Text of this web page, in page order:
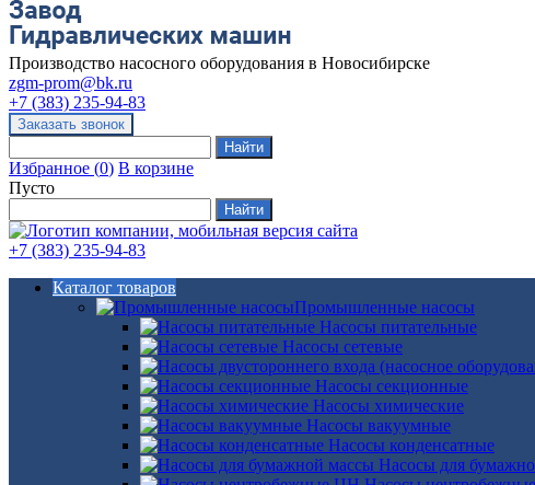
Производство насосного оборудования в Новосибирске
zgm-prom@bk.ru
+7 (383) 235-94-83
Избранное (0) В корзине
Пусто
+7 (383) 235-94-83
Каталог товаров
Промышленные насосы
Насосы питательные
Насосы сетевые
Насосы секционные
Насосы химические
Насосы вакуумные
Насосы конденсатные
Насосы для